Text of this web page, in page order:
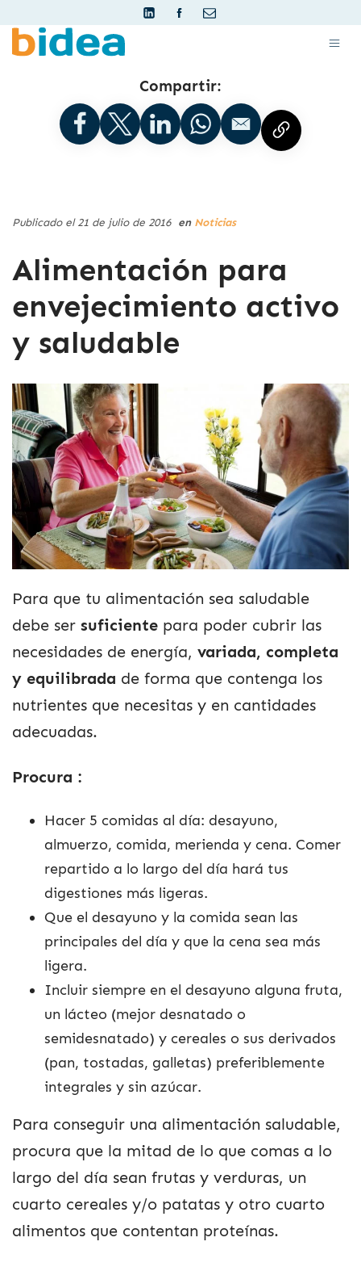
Compartir:
Publicado el 21 de julio de 2016 en Noticias
Alimentación para
envejecimiento activo
y saludable
Para que tu alimentación sea saludable
debe ser suficiente para poder cubrir las
necesidades de energía, variada, completa
y equilibrada de forma que contenga los
nutrientes que necesitas y en cantidades
adecuadas.
Procura :
Hacer 5 comidas al día: desayuno,
almuerzo, comida, merienda y cena. Comer
repartido a lo largo del día hará tus
digestiones más ligeras.
Que el desayuno y la comida sean las
principales del día y que la cena sea más
ligera.
Incluir siempre en el desayuno alguna fruta,
un lácteo (mejor desnatado o
semidesnatado) y cereales o sus derivados
(pan, tostadas, galletas) preferiblemente
integrales y sin azúcar.
Para conseguir una alimentación saludable,
procura que la mitad de lo que comas a lo
largo del día sean frutas y verduras, un
cuarto cereales y/o patatas y otro cuarto
alimentos que contentan proteínas.